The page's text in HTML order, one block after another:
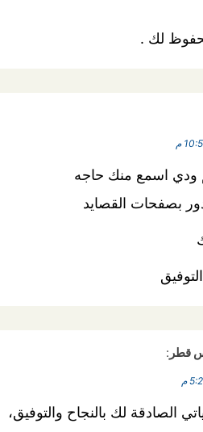
لك .
ودي اسمع منك حاجه
بصفحات القصايد
قطر :
الصادقة لك بالنجاح والتوفيق،